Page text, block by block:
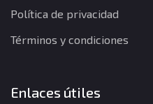
Política de privacidad
Términos y condiciones
Enlaces útiles